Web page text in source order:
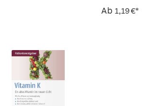
Ab 1,19 €*